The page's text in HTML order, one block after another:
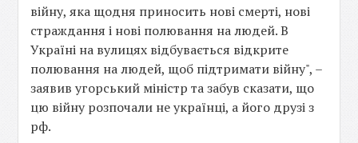
війну, яка щодня приносить нові смерті, нові
страждання і нові полювання на людей. В
Україні на вулицях відбувається відкрите
полювання на людей, щоб підтримати війну", –
заявив угорський міністр та забув сказати, що
цю війну розпочали не українці, а його друзі з
рф.